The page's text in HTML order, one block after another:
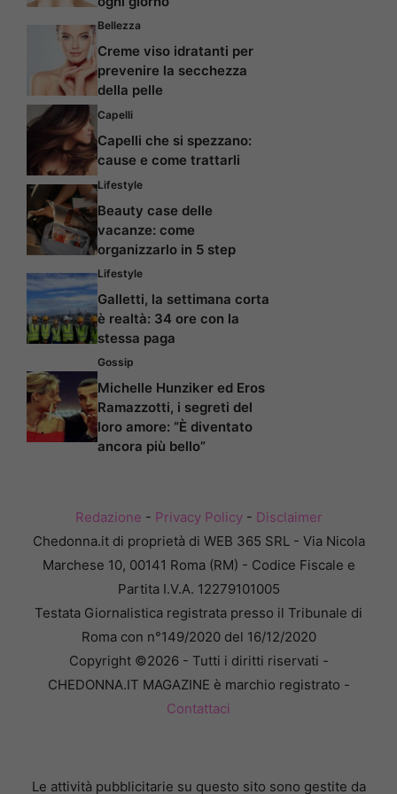
Bellezza
Creme viso idratanti per
prevenire la secchezza
della pelle
Capelli
Capelli che si spezzano:
cause e come trattarli
Lifestyle
Beauty case delle
vacanze: come
organizzarlo in 5 step
Lifestyle
Galletti, la settimana corta
è realtà: 34 ore con la
stessa paga
Gossip
Michelle Hunziker ed Eros
Ramazzotti, i segreti del
loro amore: “È diventato
ancora più bello”
Redazione - Privacy Policy- Disclaimer
Chedonna.it di proprietà di WEB 365 SRL - Via Nicola
Marchese 10, 00141 Roma (RM) - Codice Fiscale e
Partita I.V.A. 12279101005
Testata Giornalistica registrata presso il Tribunale di
Roma con n°149/2020 del 16/12/2020
Copyright ©2026 - Tutti i diritti riservati -
CHEDONNA.IT MAGAZINE è marchio registrato -
Contattaci
Le attività pubblicitarie su questo sito sono gestite da